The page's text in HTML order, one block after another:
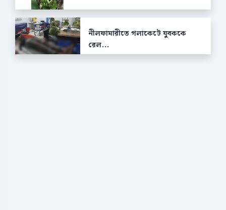
নীলফামারীতে গলাকেটে যুবককে
রেল...